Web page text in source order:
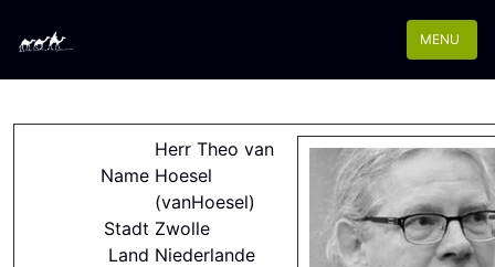
MENU
Name
Herr Theo van
Hoesel
(‎vanHoesel‎)
Stadt Zwolle
Land Niederlande